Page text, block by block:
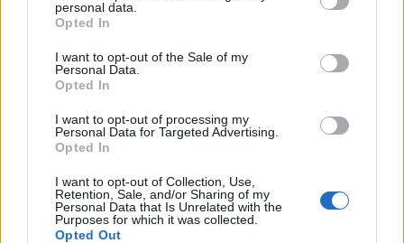
personal data.
Opted In
I want to opt-out of the Sale of my
Personal Data.
Opted In
I want to opt-out of processing my
Personal Data for Targeted Advertising.
Opted In
I want to opt-out of Collection, Use,
Retention, Sale, and/or Sharing of my
Personal Data that Is Unrelated with the
Purposes for which it was collected.
Opted Out
23:32
νεοσύλλεκτους πριν μεταβούν στο μέτωπο για να
εισπράξουν τις «παχυλές» αποζημιώσεις
23:25
Ρόδος: Έσπασε ο κάβος και τραυμάτισε ναυτικό
Τραγωδία στην Εύβοια: Νεκρός 37χρονος μετά από
τροχαίο με αγριογούρουνο